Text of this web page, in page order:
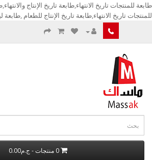
طابعة للمنتجات تاريخ الانتهاء,طابعة تاريخ الإنتاج
للمنتجات تاريخ الانتهاء,طابعة تاريخ الإنتاج للطعام ,طابعة
0 منتجات - ج.م0.00